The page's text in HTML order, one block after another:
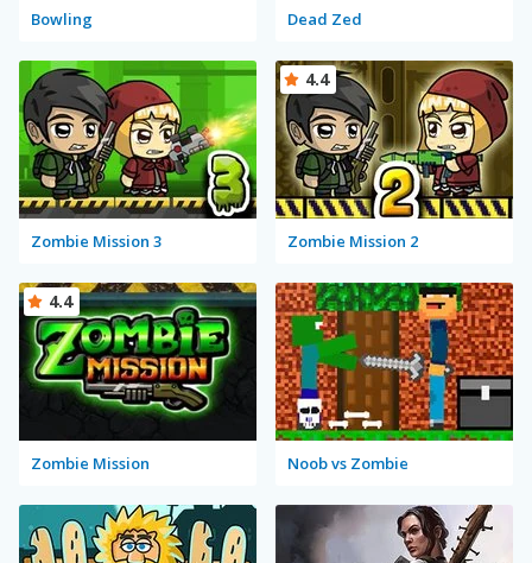
Bowling Dead Zed
Zombie Mission 3 Zombie Mission 2
4.4
Zombie Mission
4.4
Noob vs Zombie